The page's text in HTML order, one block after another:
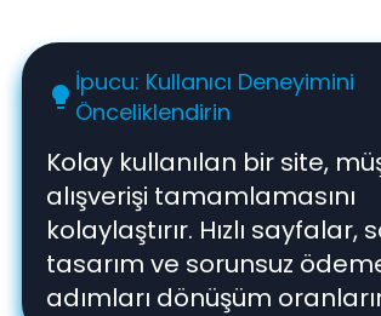
lightbulb İpucu: Kullanıcı Deneyimini
Önceliklendirin
Kolay kullanılan bir site,
alışverişi tamamlamasını
kolaylaştırır. Hızlı sayfalar,
tasarım ve sorunsuz
adımları dönüşüm